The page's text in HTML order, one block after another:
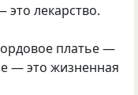
это лекарство.
платье —
— это жизненная